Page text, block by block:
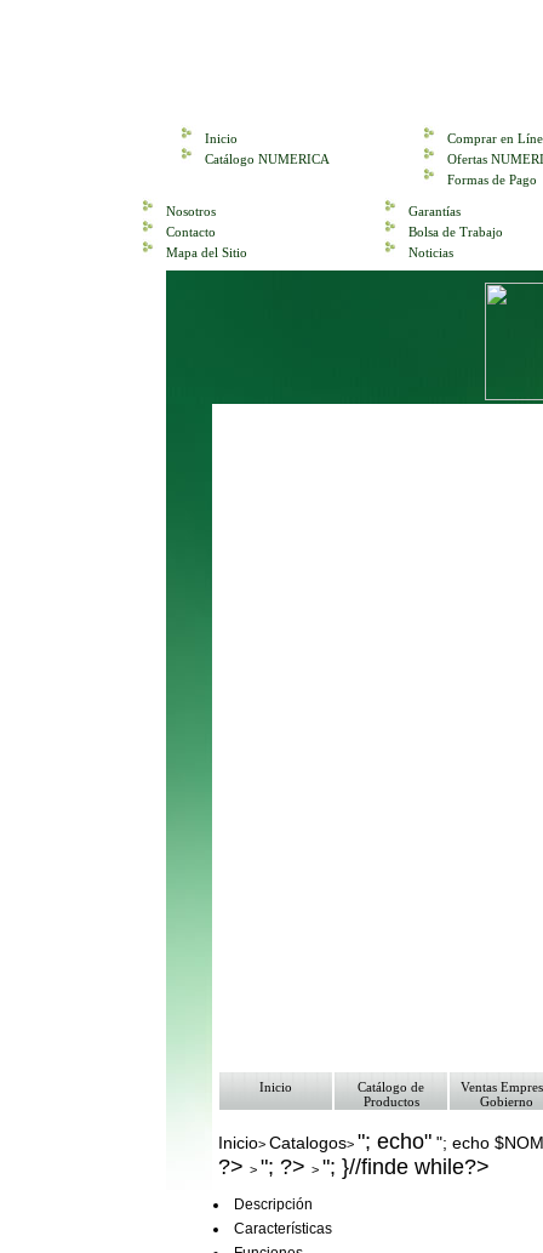
Inicio
Catálogo NUMERICA
Comprar en
Ofertas
Formas de Pago
Nosotros
Contacto
Mapa del Sitio
Garantías
Bolsa de Trabajo
Noticias
Inicio
Catálogo de
Productos
Ventas
Gobierno
Inicio>Catalogos> "; echo" "; echo
?>> "; ?>> "; }//finde while?>
Descripción
Características